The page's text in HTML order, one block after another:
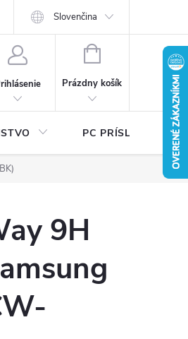
Písalo sa o nás
Slovenčina
NÁKUPNÝ
Prázdny košík
PC
9H